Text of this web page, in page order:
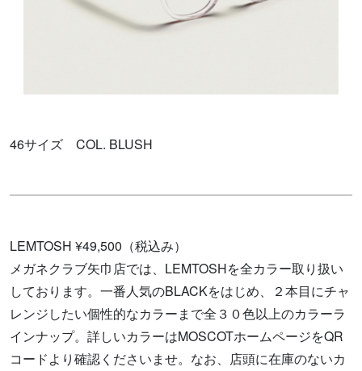
46サイズ COL. BLUSH
LEMTOSH ¥49,500（税込み）
メガネクラブ矢巾店では、LEMTOSHを全カラー取り扱い
しております。一番人気のBLACKをはじめ、２本目にチャ
レンジしたい個性的なカラーまで全３０色以上のカラーラ
インナップ。詳しいカラーはMOSCOTホームページをQR
コードより確認くださいませ。なお、店頭に在庫のないカ